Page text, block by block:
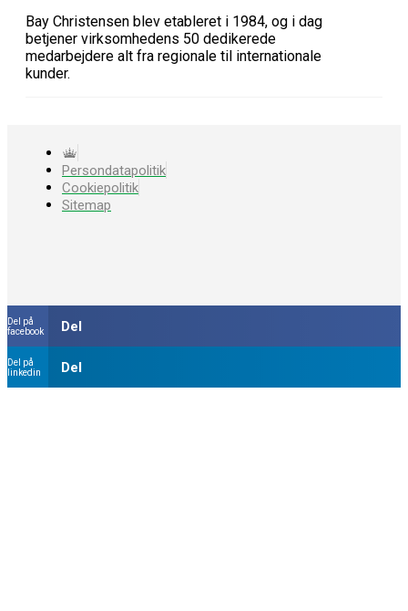
Bay Christensen blev etableret i 1984, og i dag
betjener virksomhedens 50 dedikerede
medarbejdere alt fra regionale til internationale
kunder.
Persondatapolitik
Cookiepolitik
Sitemap
Del på
facebook
Del
Del på
linkedin
Del